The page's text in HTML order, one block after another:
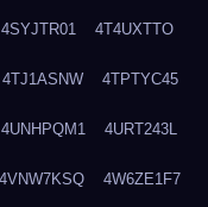
4SYJTR01 4T4UXTTO
4TJ1ASNW 4TPTYC45
4UNHPQM1 4URT243L
4VNW7KSQ 4W6ZE1F7